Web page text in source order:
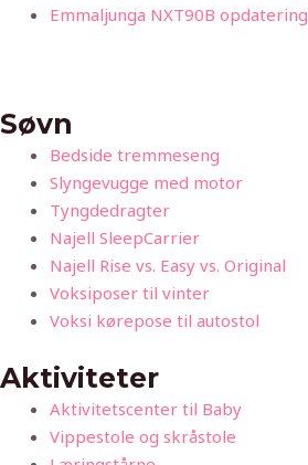
Emmaljunga NXT90B opdatering
Søvn
Bedside tremmeseng
Slyngevugge med motor
Tyngdedragter
Najell SleepCarrier
Najell Rise vs. Easy vs. Original
Voksiposer til vinter
Voksi kørepose til autostol
Aktiviteter
Aktivitetscenter til Baby
Vippestole og skråstole